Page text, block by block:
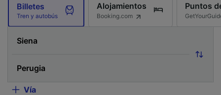
Billetes
Tren y autobús
Alojamientos
Booking.com
Puntos
Vía